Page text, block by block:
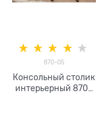
870-05
Консольный столик
интерьерный 870-